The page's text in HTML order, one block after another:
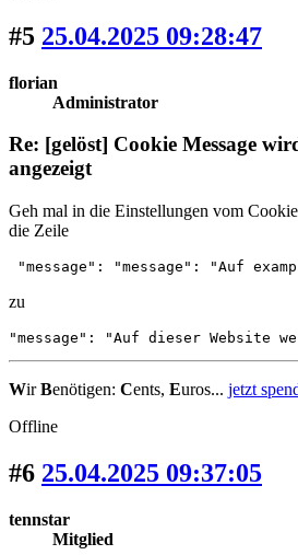
#5 25.04.2025 09:28:47
florian
Administrator
Re: [gelöst] Cookie Message
angezeigt
Geh mal in die Einstellungen vom
die Zeile
"message": "message": "Auf
zu
"message": "Auf dieser Website
WirBenötigen: Cents, Euros... jetzt
Offline
#6 25.04.2025 09:37:05
tennstar
Mitglied